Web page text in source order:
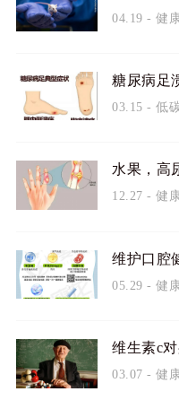
04.19-健
糖尿病足
03.15-低
水果，高
12.27-健
维护口腔
05.29-健
维生素c
03.07-健